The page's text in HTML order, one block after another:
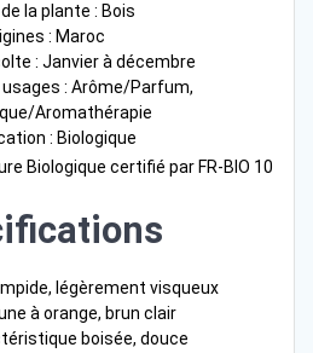
la plante : Bois
: Maroc
: Janvier à décembre
: Arôme/Parfum,
Aromathérapie
: Biologique
Biologique certifié par FR-BIO 10
légèrement visqueux
à orange, brun clair
boisée, douce